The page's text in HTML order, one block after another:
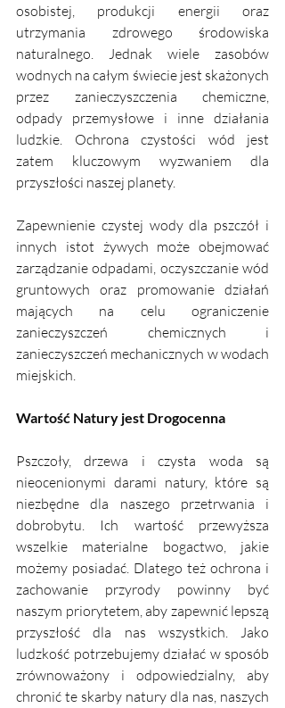
osobistej, produkcji energii oraz
utrzymania zdrowego środowiska
naturalnego. Jednak wiele zasobów
wodnych na całym świecie jest skażonych
przez zanieczyszczenia chemiczne,
odpady przemysłowe i inne działania
ludzkie. Ochrona czystości wód jest
zatem kluczowym wyzwaniem dla
przyszłości naszej planety.
Zapewnienie czystej wody dla pszczół i
innych istot żywych może obejmować
zarządzanie odpadami, oczyszczanie wód
gruntowych oraz promowanie działań
mających na celu ograniczenie
zanieczyszczeń chemicznych i
zanieczyszczeń mechanicznych w wodach
miejskich.
Wartość Natury jest Drogocenna
Pszczoły, drzewa i czysta woda są
nieocenionymi darami natury, które są
niezbędne dla naszego przetrwania i
dobrobytu. Ich wartość przewyższa
wszelkie materialne bogactwo, jakie
możemy posiadać. Dlatego też ochrona i
zachowanie przyrody powinny być
naszym priorytetem, aby zapewnić lepszą
przyszłość dla nas wszystkich. Jako
ludzkość potrzebujemy działać w sposób
zrównoważony i odpowiedzialny, aby
chronić te skarby natury dla nas, naszych